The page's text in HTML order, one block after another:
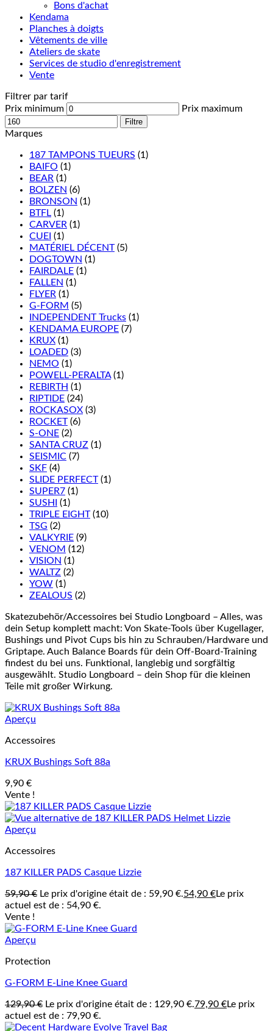
Bons d'achat
Kendama
Planches à doigts
Vêtements de ville
Ateliers de skate
Services de studio d'enregistrement
Vente
Filtrer par tarif
Prix minimum
Prix maximum
Filtre
Marques
187 TAMPONS TUEURS (1)
BAIFO (1)
BEAR (1)
BOLZEN (6)
BRONSON (1)
BTFL (1)
CARVER (1)
CUEI (1)
MATÉRIEL DÉCENT (5)
DOGTOWN (1)
FAIRDALE (1)
FALLEN (1)
FLYER (1)
G-FORM (5)
INDEPENDENT Trucks (1)
KENDAMA EUROPE (7)
KRUX (1)
LOADED (3)
NEMO (1)
POWELL-PERALTA (1)
REBIRTH (1)
RIPTIDE (24)
ROCKASOX (3)
ROCKET (6)
S-ONE (2)
SANTA CRUZ (1)
SEISMIC (7)
SKF (4)
SLIDE PERFECT (1)
SUPER7 (1)
SUSHI
(1)
TRIPLE EIGHT (10)
TSG (2)
VALKYRIE (9)
VENOM (12)
VISION (1)
WALTZ (2)
YOW (1)
ZEALOUS (2)
Skatezubehör/Accessoires bei Studio Longboard – Alles, was
dein Setup komplett macht: Von Skate-Tools über Kugellager,
Bushings und Pivot Cups bis hin zu Schrauben/Hardware und
Griptape. Auch Balance Boards für dein Off-Board-Training
findest du bei uns. Funktional, langlebig und sorgfältig
ausgewählt. Studio Longboard – dein Shop für die kleinen
Teile mit großer Wirkung.
Aperçu
Accessoires
KRUX Bushings Soft 88a
9,90 €
Vente !
Aperçu
Accessoires
187 KILLER PADS Casque Lizzie
59,90€ Le prix d'origine était de : 59,90 €.54,90 €Le prix
actuel est de : 54,90 €.
Vente !
Aperçu
Protection
G-FORM E-Line Knee Guard
129,90€ Le prix d'origine était de : 129,90 €.79,90 €Le prix
actuel est de : 79,90 €.